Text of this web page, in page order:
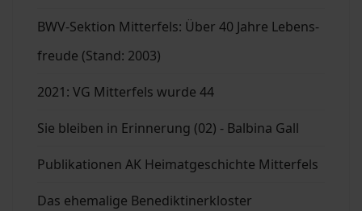
BWV-Sektion Mitterfels: Über 40 Jahre Lebens-
freude (Stand: 2003)
2021: VG Mitterfels wurde 44
Sie bleiben in Erinnerung (02) - Balbina Gall
Publikationen AK Heimatgeschichte Mitterfels
Das ehemalige Benediktinerkloster